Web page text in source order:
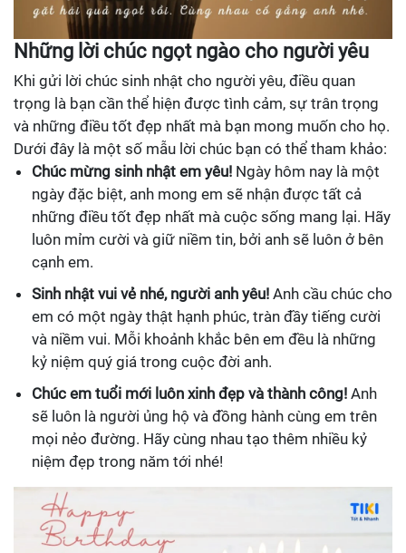
Những lời chúc ngọt ngào cho người yêu
Khi gửi lời chúc sinh nhật cho người yêu, điều quan
trọng là bạn cần thể hiện được tình cảm, sự trân trọng
và những điều tốt đẹp nhất mà bạn mong muốn cho họ.
Dưới đây là một số mẫu lời chúc bạn có thể tham khảo:
Chúc mừng sinh nhật em yêu! Ngày hôm nay là một
ngày đặc biệt, anh mong em sẽ nhận được tất cả
những điều tốt đẹp nhất mà cuộc sống mang lại. Hãy
luôn mỉm cười và giữ niềm tin, bởi anh sẽ luôn ở bên
cạnh em.
Sinh nhật vui vẻ nhé, người anh yêu! Anh cầu chúc cho
em có một ngày thật hạnh phúc, tràn đầy tiếng cười
và niềm vui. Mỗi khoảnh khắc bên em đều là những
kỷ niệm quý giá trong cuộc đời anh.
Chúc em tuổi mới luôn xinh đẹp và thành công! Anh
sẽ luôn là người ủng hộ và đồng hành cùng em trên
mọi nẻo đường. Hãy cùng nhau tạo thêm nhiều kỷ
niệm đẹp trong năm tới nhé!